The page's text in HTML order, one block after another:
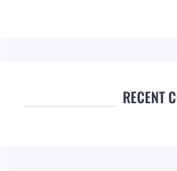
RECENT